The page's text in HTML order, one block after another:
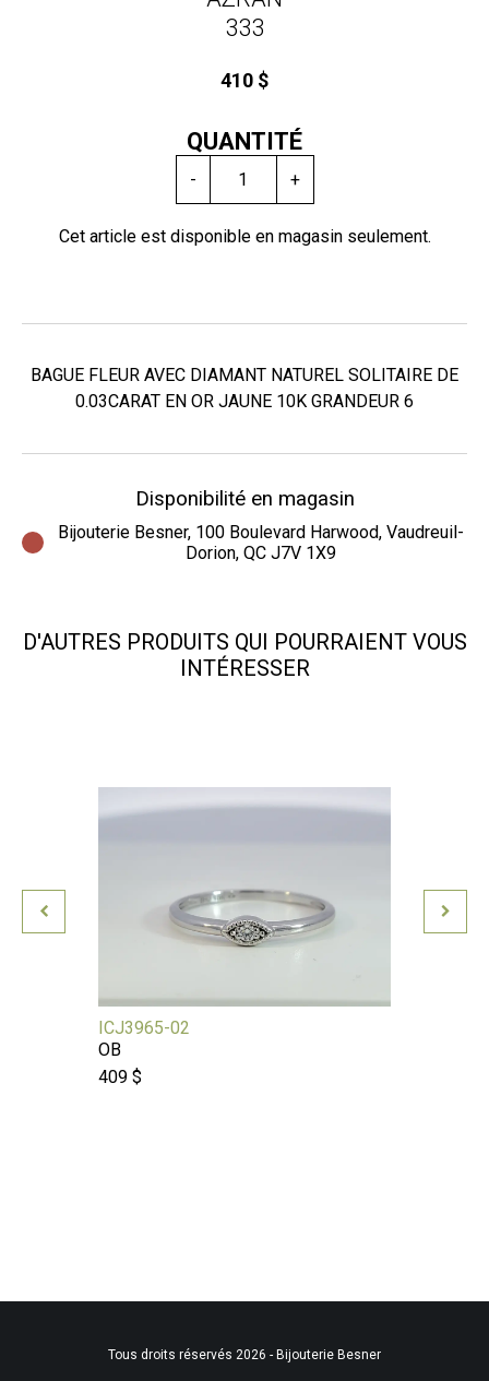
333
410 $
QUANTITÉ
- +
Cet article est disponible en magasin seulement.
BAGUE FLEUR AVEC DIAMANT NATUREL SOLITAIRE DE
0.03CARAT EN OR JAUNE 10K GRANDEUR 6
Disponibilité en magasin
Bijouterie Besner, 100 Boulevard Harwood, Vaudreuil-
Dorion, QC J7V 1X9
D'AUTRES PRODUITS QUI POURRAIENT VOUS
INTÉRESSER
ICJ3965-02
OB
409 $
Tous droits réservés 2026 - Bijouterie Besner